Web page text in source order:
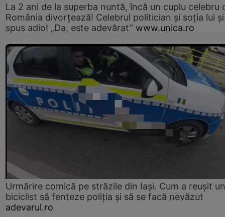
La 2 ani de la superba nuntă, încă un cuplu celebru
România divorțează! Celebrul politician și soția lui
spus adio! „Da, este adevărat” www.unica.ro
Urmărire comică pe străzile din Iași. Cum a reușit un
biciclist să fenteze poliția și să se facă nevăzut
adevarul.ro